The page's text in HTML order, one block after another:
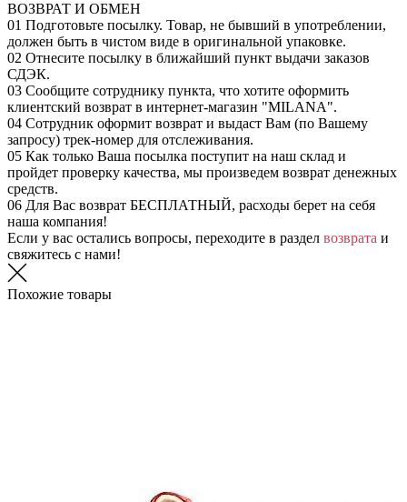
ВОЗВРАТ И ОБМЕН
01 Подготовьте посылку. Товар, не бывший в употреблении,
должен быть в чистом виде в оригинальной упаковке.
02 Отнесите посылку в ближайший пункт выдачи заказов
СДЭК.
03 Сообщите сотруднику пункта, что хотите оформить
клиентский возврат в интернет-магазин "MILANA".
04 Сотрудник оформит возврат и выдаст Вам (по Вашему
запросу) трек-номер для отслеживания.
05 Как только Ваша посылка поступит на наш склад и
пройдет проверку качества, мы произведем возврат денежных
средств.
06 Для Вас возврат БЕСПЛАТНЫЙ, расходы берет на себя
наша компания!
Если у вас остались вопросы, переходите в раздел возврата и
свяжитесь с нами!
Похожие товары